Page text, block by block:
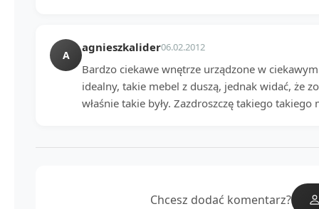
A
agnieszkalider06.02.2012
Bardzo ciekawe wnętrze urządzone w
idealny, takie mebel z duszą, jednak widać, że
właśnie takie były. Zazdroszczę takiego
Chcesz dodać komentarz?